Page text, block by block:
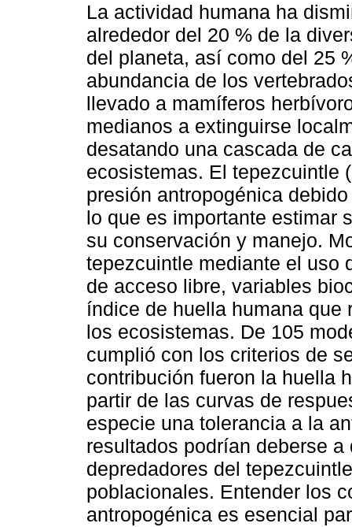
La actividad humana ha
alrededor del 20 % de la
del planeta, así como del 25
abundancia de los
llevado a mamíferos
medianos a extinguirse
desatando una cascada de
ecosistemas. El tepezcuintle
presión antropogénica
lo que es importante estimar
su conservación y manejo.
tepezcuintle mediante el uso
de acceso libre, variables
índice de huella humana que
los ecosistemas. De 105
cumplió con los criterios de
contribución fueron la huella
partir de las curvas de
especie una tolerancia a la
resultados podrían deberse
depredadores del
poblacionales. Entender los
antropogénica es esencial